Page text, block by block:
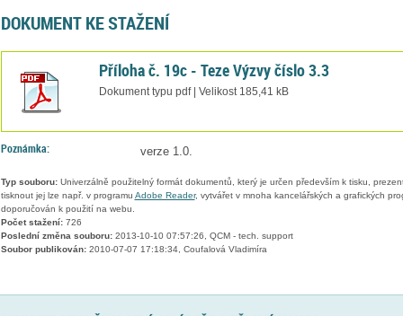
DOKUMENT KE STAŽENÍ
Příloha č. 19c - Teze Výzvy číslo 3.3
Dokument typu pdf | Velikost 185,41 kB
Poznámka: verze 1.0.
Typ souboru:Univerzálně použitelný formát dokumentů, který je určen především k tisku,
tisknout jej lze např. v programu Adobe Reader, vytvářet v mnoha kancelářských a grafických
doporučován k použití na webu.
Počet stažení:726
Poslední změna souboru:2013-10-10 07:57:26, QCM - tech. support
Soubor publikován:2010-07-07 17:18:34, Coufalová Vladimíra